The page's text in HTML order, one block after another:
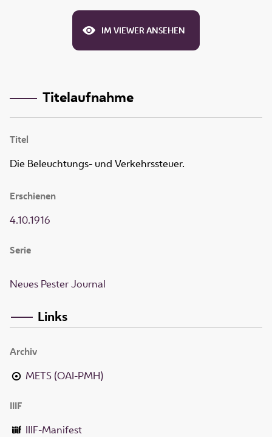
IM VIEWER ANSEHEN
Titelaufnahme
Titel
Die Beleuchtungs- und Verkehrssteuer.
Erschienen
4.10.1916
Serie
Neues Pester Journal
Links
Archiv
METS (OAI-PMH)
IIIF
IIIF-Manifest